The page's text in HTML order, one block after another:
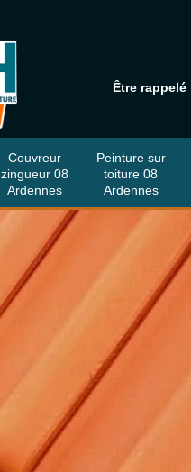
Être rappelé
Couvreur
zingueur 08
Ardennes
Peinture sur
toiture 08
Ardennes